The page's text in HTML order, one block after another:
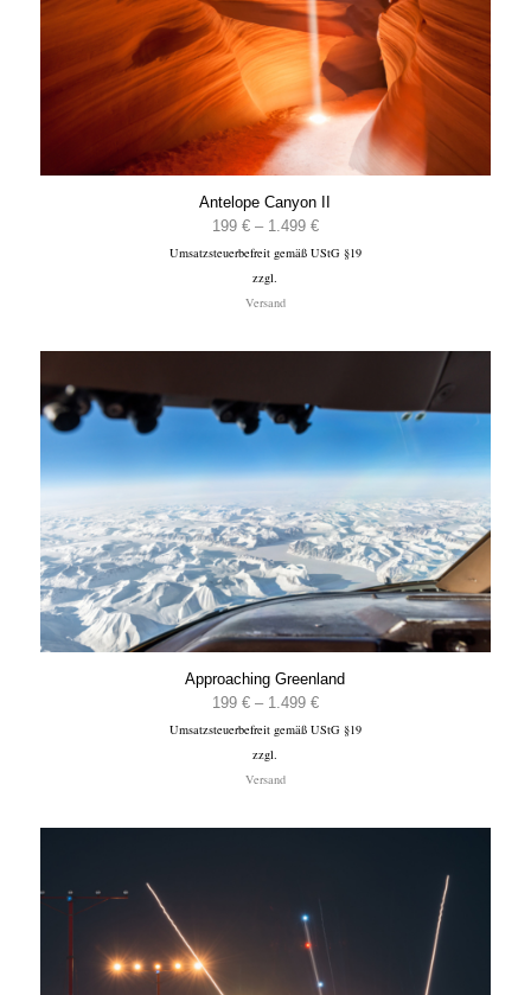
Antelope Canyon II
199 € – 1.499 €Preisspanne:
199 €
Umsatzsteuerbefreit gemäß UStG §19
zzgl.
Versand
Approaching Greenland
199 € – 1.499 €Preisspanne:
199 €
Umsatzsteuerbefreit gemäß UStG §19
zzgl.
Versand